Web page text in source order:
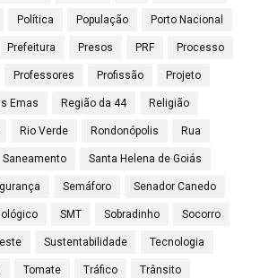
Política População Porto Nacional
Prefeitura Presos PRF Processo
Professores Profissão Projeto
Emas Região da 44 Religião
Rio Verde Rondonópolis Rua
Saneamento Santa Helena de Goiás
Semáforo Senador Canedo
SMT Sobradinho Socorro
Sustentabilidade Tecnologia
Tomate Tráfico Trânsito